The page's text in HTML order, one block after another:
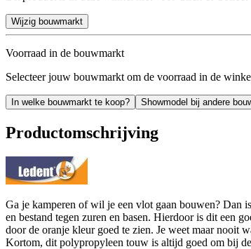
Wijzig bouwmarkt
Voorraad in de bouwmarkt
Selecteer jouw bouwmarkt om de voorraad in de
In welke bouwmarkt te koop? Showmodel bij andere
Productomschrijving
Ga je kamperen of wil je een vlot gaan bouwen? Dan
en bestand tegen zuren en basen. Hierdoor is dit een
door de oranje kleur goed te zien. Je weet maar nooit
Kortom, dit polypropyleen touw is altijd goed om bij